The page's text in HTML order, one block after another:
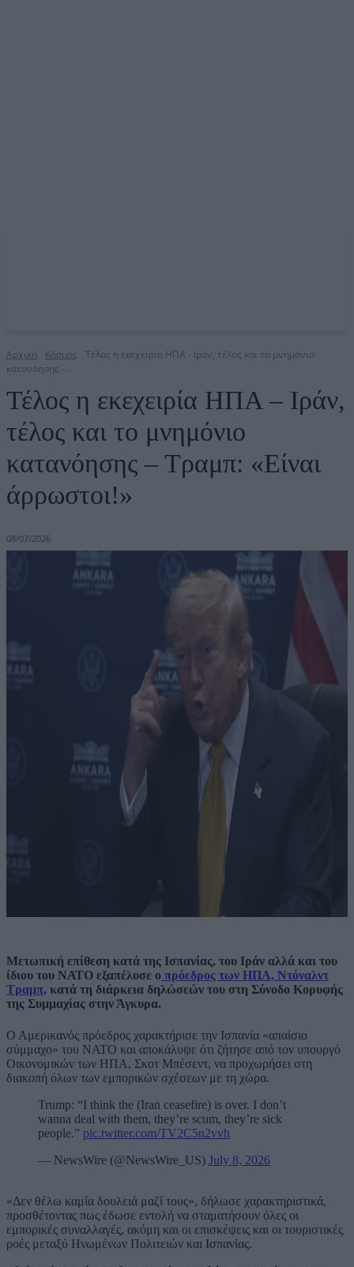
Αρχική Κόσμος
Τέλος η εκεχειρία ΗΠΑ - Ιράν, τέλος και το μνημόνιο
κατανόησης -...
Τέλος η εκεχειρία ΗΠΑ – Ιράν,
τέλος και το μνημόνιο
κατανόησης – Τραμπ: «Είναι
άρρωστοι!»
08/07/2026
Μετωπική επίθεση κατά της Ισπανίας, του Ιράν αλλά και του
ίδιου του ΝΑΤΟ εξαπέλυσε ο πρόεδρος των ΗΠΑ, Ντόναλντ
Τραμπ, κατά τη διάρκεια δηλώσεών του στη Σύνοδο Κορυφής
της Συμμαχίας στην Άγκυρα.
Ο Αμερικανός πρόεδρος χαρακτήρισε την Ισπανία «απαίσιο
σύμμαχο» του ΝΑΤΟ και αποκάλυψε ότι ζήτησε από τον υπουργό
Οικονομικών των ΗΠΑ, Σκοτ Μπέσεντ, να προχωρήσει στη
διακοπή όλων των εμπορικών σχέσεων με τη χώρα.
Trump: “I think the (Iran ceasefire) is over. I don’t
wanna deal with them, they’re scum, they’re sick
people.” pic.twitter.com/TV2C5n2vvh
— NewsWire (@NewsWire_US) July 8, 2026
«Δεν θέλω καμία δουλειά μαζί τους», δήλωσε χαρακτηριστικά,
προσθέτοντας πως έδωσε εντολή να σταματήσουν όλες οι
εμπορικές συναλλαγές, ακόμη και οι επισκέψεις και οι τουριστικές
ροές μεταξύ Ηνωμένων Πολιτειών και Ισπανίας.